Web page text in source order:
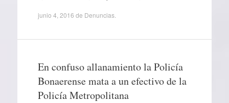
junio 4, 2016 de Denuncias.
En confuso allanamiento la Policía
Bonaerense mata a un efectivo de la
Policía Metropolitana